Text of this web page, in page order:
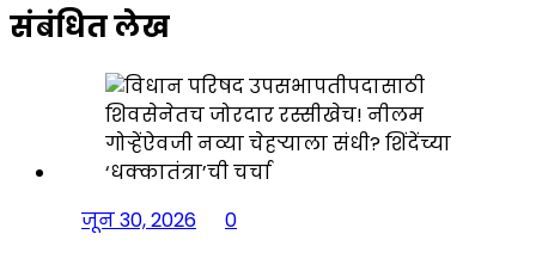
संबंधित लेख
जून 30, 2026
0